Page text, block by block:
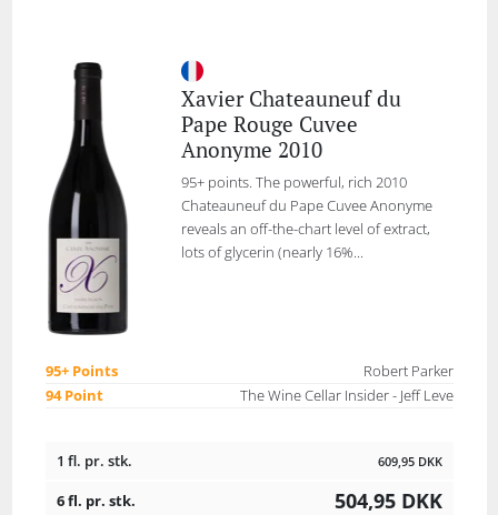
Xavier Chateauneuf du
Pape Rouge Cuvee
Anonyme 2010
95+ points. The powerful, rich 2010
Chateauneuf du Pape Cuvee Anonyme
reveals an off-the-chart level of extract,
lots of glycerin (nearly 16%...
95+ Points
Robert Parker
94 Point
The Wine Cellar Insider - Jeff Leve
1 fl. pr. stk. 609,95 DKK
6 fl. pr. stk. 504,95 DKK